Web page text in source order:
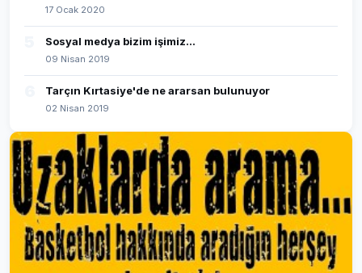
17 Ocak 2020
Sosyal medya bizim işimiz...
09 Nisan 2019
Tarçın Kırtasiye'de ne ararsan bulunuyor
02 Nisan 2019